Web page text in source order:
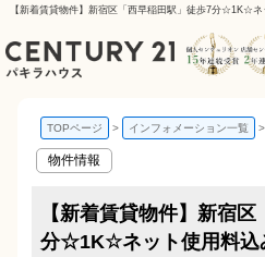
【新着賃貸物件】新宿区「西早稲田駅」徒歩7分☆1K☆
TOPページ インフォメーション一覧
物件情報
【新着賃貸物件】新宿
分☆1K☆ネット使用料込